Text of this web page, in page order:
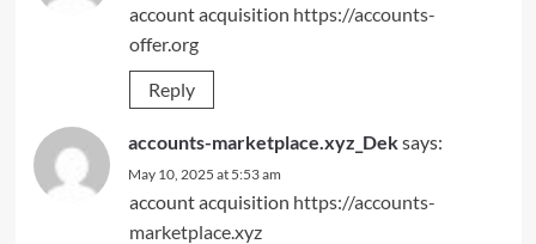
account acquisition https://accounts-
offer.org
Reply
accounts-marketplace.xyz_Deksays:
May 10, 2025 at 5:53 am
account acquisition https://accounts-
marketplace.xyz